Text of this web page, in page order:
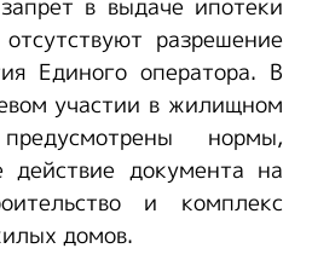
в выдаче ипотеки
разрешение
Единого оператора. В
участии в жилищном
нормы,
действие документа на
и комплекс
домов.